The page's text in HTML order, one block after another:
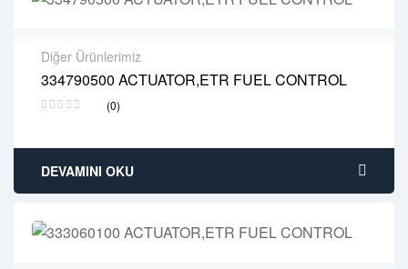
Diğer Ürünlerimiz
334790500 ACTUATOR,ETR FUEL CONTROL
(0)
2 years warranty
Delivery time: 1-2 business days
DEVAMINI OKU